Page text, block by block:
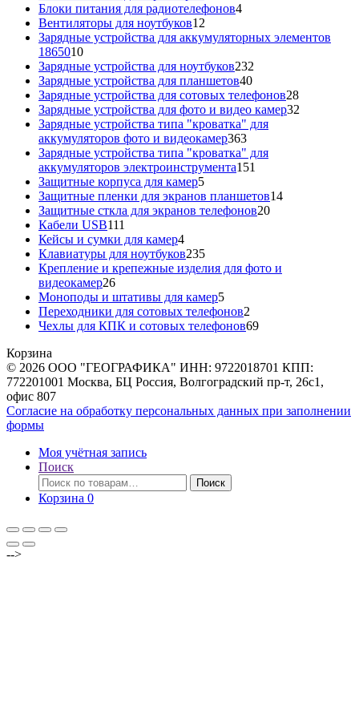
товаров
Блоки питания для радиотелефонов44
Вентиляторы для ноутбуков12
товаров
Зарядные устройства для аккумуляторных элементов
186501010
товаров
Зарядные устройства для ноутбуков232
Зарядные устройства для планшетов4040
товаров
Зарядные устройства для сотовых телефонов2828
товаров
Зарядные устройства для фото и видео камер32
Зарядные устройства типа "кроватка" для
аккумуляторов фото и видеокамер363363
товара
Зарядные устройства типа "кроватка" для
аккумуляторов электроинструмента151
Защитные корпуса для камер55
товаров
Защитные пленки для экранов планшетов1414
Защитные сткла для экранов телефонов2020
Кабели USB111
товаров
Кейсы и сумки для камер44
товара
Клавиатуры для ноутбуков235235
товаров
Крепление и крепежные изделия для фото и
видеокамер2626
товаров
Моноподы и штативы для камер55
товаров
Переходники для сотовых телефонов2
товара
Чехлы для КПК и сотовых телефонов6969
Корзина
© 2026 ООО "ГЕОГРАФИКА" ИНН: 9722018701 КПП:
772201001 Москва, БЦ Россия, Волгоградский пр-т, 26с1,
офис 807
Согласие на обработку персональных данных при заполнении
формы
Моя учётная запись
Поиск
Искать:
Поиск
Корзина 0
-->